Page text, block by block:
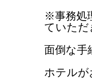
※事務処
ていた
面倒な手
ホテルが